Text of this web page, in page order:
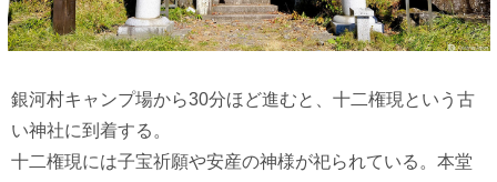
銀河村キャンプ場から30分ほど進むと、十二権現という古
い神社に到着する。
十二権現には子宝祈願や安産の神様が祀られている。本堂